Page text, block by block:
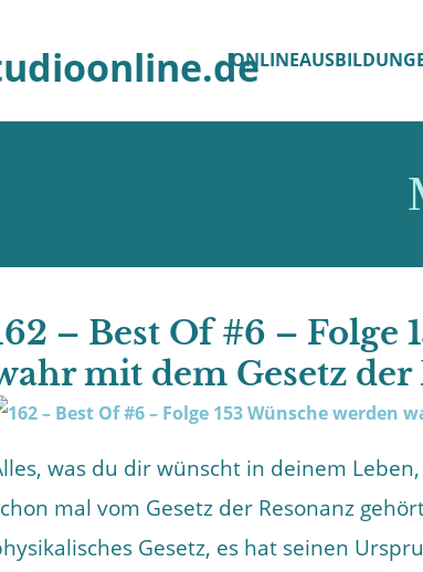
– Best Of #6 – Folge
mit dem Gesetz der
was du dir wünscht in deinem
mal vom Gesetz der Resonanz
Gesetz, es hat seinen